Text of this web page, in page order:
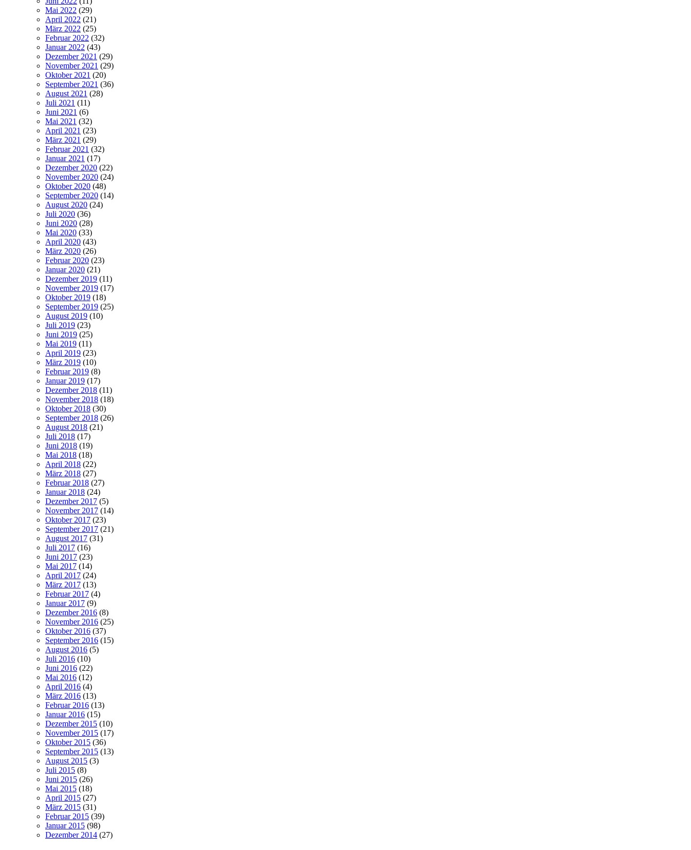
Mai 2022 (29)
April 2022 (21)
März 2022 (25)
Februar 2022 (32)
Januar 2022 (43)
Dezember 2021 (29)
November 2021 (29)
Oktober 2021 (20)
September 2021 (36)
August 2021 (28)
Juli 2021 (11)
Juni 2021 (6)
Mai 2021 (32)
April 2021 (23)
März 2021 (29)
Februar 2021 (32)
Januar 2021 (17)
Dezember 2020 (22)
November 2020 (24)
Oktober 2020 (48)
September 2020 (14)
August 2020 (24)
Juli 2020 (36)
Juni 2020 (28)
Mai 2020 (33)
April 2020 (43)
März 2020 (26)
Februar 2020 (23)
Januar 2020 (21)
Dezember 2019 (11)
November 2019 (17)
Oktober 2019 (18)
September 2019 (25)
August 2019 (10)
Juli 2019 (23)
Juni 2019 (25)
Mai 2019 (11)
April 2019 (23)
März 2019 (10)
Februar 2019 (8)
Januar 2019 (17)
Dezember 2018 (11)
November 2018 (18)
Oktober 2018 (30)
September 2018 (26)
August 2018 (21)
Juli 2018 (17)
Juni 2018 (19)
Mai 2018 (18)
April 2018 (22)
März 2018 (27)
Februar 2018 (27)
Januar 2018 (24)
Dezember 2017 (5)
November 2017 (14)
Oktober 2017 (23)
September 2017 (21)
August 2017 (31)
Juli 2017 (16)
Juni 2017 (23)
Mai 2017 (14)
April 2017 (24)
März 2017 (13)
Februar 2017 (4)
Januar 2017 (9)
Dezember 2016 (8)
November 2016 (25)
Oktober 2016 (37)
September 2016 (15)
August 2016 (5)
Juli 2016 (10)
Juni 2016 (22)
Mai 2016 (12)
April 2016 (4)
März 2016 (13)
Februar 2016 (13)
Januar 2016 (15)
Dezember 2015 (10)
November 2015 (17)
Oktober 2015 (36)
September 2015 (13)
August 2015 (3)
Juli 2015 (8)
Juni 2015 (26)
Mai 2015 (18)
April 2015 (27)
März 2015 (31)
Februar 2015 (39)
Januar 2015 (98)
Dezember 2014 (27)